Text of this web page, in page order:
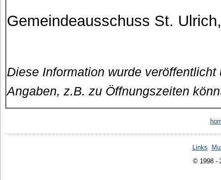
Gemeindeausschuss St.
Diese Information wurde
Angaben, z.B. zu Öffnungszeiten
Links
© 1998 -